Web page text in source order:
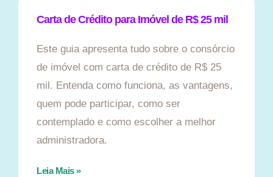
Carta de Crédito para Imóvel de R$ 25 mil
Este guia apresenta tudo sobre o consórcio
de imóvel com carta de crédito de R$ 25
mil. Entenda como funciona, as vantagens,
quem pode participar, como ser
contemplado e como escolher a melhor
administradora.
Leia Mais »